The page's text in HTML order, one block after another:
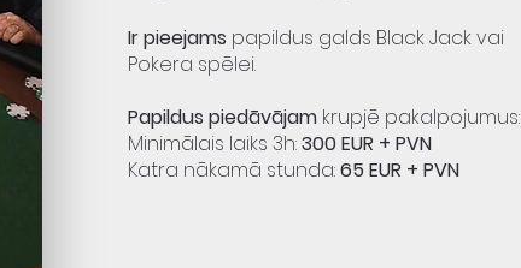
Ir pieejams papildus galds Black Jack vai
Pokera spēlei.
Papildus piedāvājam krupjē pakalpojumus:
Minimālais laiks 3h:300 EUR + PVN
Katra nākamā stunda:65 EUR + PVN